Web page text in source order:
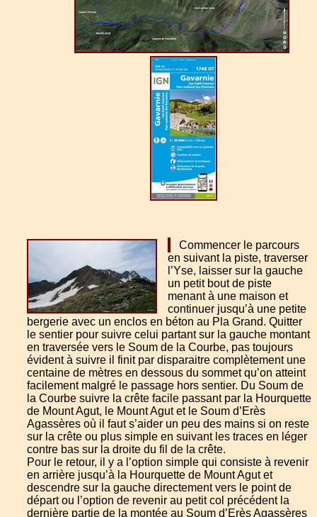
Commencer le parcours
en suivant la piste, traverser
l’Yse, laisser sur la gauche
un petit bout de piste
menant à une maison et
continuer jusqu’à une petite
bergerie avec un enclos en béton au Pla Grand. Quitter
le sentier pour suivre celui partant sur la gauche montant
en traversée vers le Soum de la Courbe, pas toujours
évident à suivre il finit par disparaitre complètement une
centaine de mètres en dessous du sommet qu’on atteint
facilement malgré le passage hors sentier. Du Soum de
la Courbe suivre la crête facile passant par la Hourquette
de Mount Agut, le Mount Agut et le Soum d’Erès
Agassères où il faut s’aider un peu des mains si on reste
sur la crête ou plus simple en suivant les traces en léger
contre bas sur la droite du fil de la crête.
Pour le retour, il y a l’option simple qui consiste à revenir
en arrière jusqu’à la Hourquette de Mount Agut et
descendre sur la gauche directement vers le point de
départ ou l’option de revenir au petit col précédent la
dernière partie de la montée au Soum d’Erès Agassères